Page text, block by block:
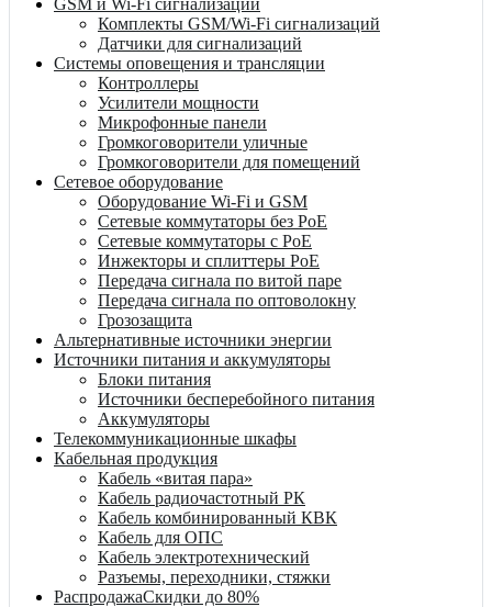
Комплекты GSM/Wi-Fi сигнализаций
Датчики для сигнализаций
Системы оповещения и трансляции
Контроллеры
Усилители мощности
Микрофонные панели
Громкоговорители уличные
Громкоговорители для помещений
Сетевое оборудование
Оборудование Wi-Fi и GSM
Сетевые коммутаторы без PoE
Сетевые коммутаторы с PoE
Инжекторы и сплиттеры PoE
Передача сигнала по витой паре
Передача сигнала по оптоволокну
Грозозащита
Альтернативные источники энергии
Источники питания и аккумуляторы
Блоки питания
Источники бесперебойного питания
Аккумуляторы
Телекоммуникационные шкафы
Кабельная продукция
Кабель «витая пара»
Кабель радиочастотный РК
Кабель комбинированный КВК
Кабель для ОПС
Кабель электротехнический
Разъемы, переходники, стяжки
РаспродажаСкидки до 80%